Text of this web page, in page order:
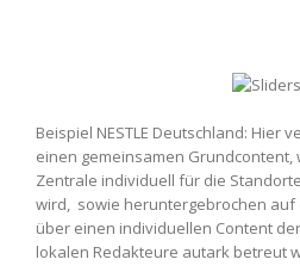
Beispiel NESTLE Deutschland: Hier
einen gemeinsamen Grundcontent,
Zentrale individuell für die
wird, sowie heruntergebrochen auf
über einen individuellen Content
lokalen Redakteure autark betreut